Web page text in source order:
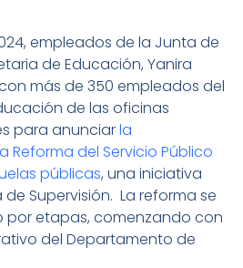
empleados de la Junta de
de Educación, Yanira
más de 350 empleados del
de las oficinas
para anunciarla
Reforma del Servicio Público
públicas, una iniciativa
Supervisión. La reforma se
por etapas, comenzando con
del Departamento de